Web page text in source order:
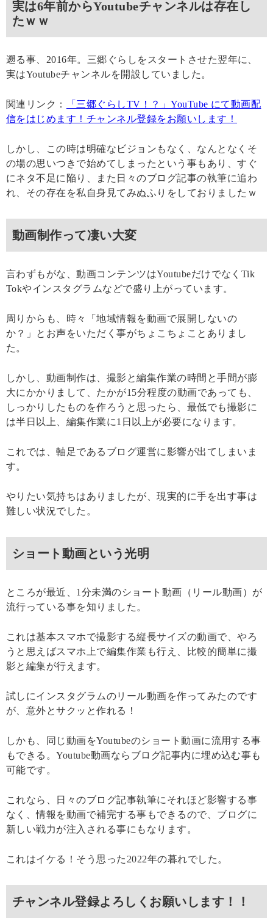
実は6年前からYoutubeチャンネルは存在し
たｗｗ
遡る事、2016年。三郷ぐらしをスタートさせた翌年に、
実はYoutubeチャンネルを開設していました。
関連リンク：
「三郷ぐらしTV！？」YouTube にて動画配
信をはじめます！チャンネル登録をお願いします！
しかし、この時は明確なビジョンもなく、なんとなくそ
の場の思いつきで始めてしまったという事もあり、すぐ
にネタ不足に陥り、また日々のブログ記事の執筆に追わ
れ、その存在を私自身見てみぬふりをしておりましたｗ
動画制作って凄い大変
言わずもがな、動画コンテンツはYoutubeだけでなくTik
Tokやインスタグラムなどで盛り上がっています。
周りからも、時々「地域情報を動画で展開しないの
か？」とお声をいただく事がちょこちょことありまし
た。
しかし、動画制作は、撮影と編集作業の時間と手間が膨
大にかかりまして、たかが15分程度の動画であっても、
しっかりしたものを作ろうと思ったら、最低でも撮影に
は半日以上、編集作業に1日以上が必要になります。
これでは、軸足であるブログ運営に影響が出てしまいま
す。
やりたい気持ちはありましたが、現実的に手を出す事は
難しい状況でした。
ショート動画という光明
ところが最近、1分未満のショート動画（リール動画）が
流行っている事を知りました。
これは基本スマホで撮影する縦長サイズの動画で、やろ
うと思えばスマホ上で編集作業も行え、比較的簡単に撮
影と編集が行えます。
試しにインスタグラムのリール動画を作ってみたのです
が、意外とサクッと作れる！
しかも、同じ動画をYoutubeのショート動画に流用する事
もできる。Youtube動画ならブログ記事内に埋め込む事も
可能です。
これなら、日々のブログ記事執筆にそれほど影響する事
なく、情報を動画で補完する事もできるので、ブログに
新しい戦力が注入される事にもなります。
これはイケる！そう思った2022年の暮れでした。
チャンネル登録よろしくお願いします！！